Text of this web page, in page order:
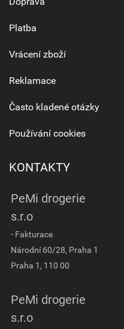
Platba
Vrácení zboží
Reklamace
Často kladené otázky
Používání cookies
KONTAKTY
PeMi drogerie
s.r.o
- Fakturace
Národní 60/28, Praha 1
Praha 1, 110 00
PeMi drogerie
s.r.o